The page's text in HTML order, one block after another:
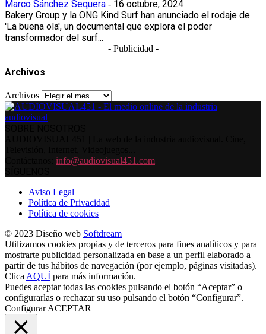
Marco Sánchez Sequera - 16 octubre, 2024
Bakery Group y la ONG Kind Surf han anunciado el rodaje de
'La buena ola', un documental que explora el poder
transformador del surf...
- Publicidad -
Archivos
Archivos
info@audiovisual451.com
Aviso Legal
Política de Privacidad
Política de cookies
© 2023 Diseño web Softdream
Utilizamos cookies propias y de terceros para fines analíticos y para
mostrarte publicidad personalizada en base a un perfil elaborado a
partir de tus hábitos de navegación (por ejemplo, páginas visitadas).
Clica AQUÍ para más información.
Puedes aceptar todas las cookies pulsando el botón “Aceptar” o
configurarlas o rechazar su uso pulsando el botón “Configurar”.
Configurar ACEPTAR